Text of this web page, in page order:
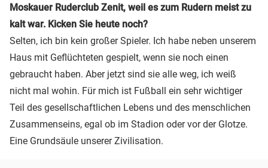
Moskauer Ruderclub Zenit, weil es zum Rudern meist zu
kalt war. Kicken Sie heute noch?
Selten, ich bin kein großer Spieler. Ich habe neben unserem
Haus mit Geflüchteten gespielt, wenn sie noch einen
gebraucht haben. Aber jetzt sind sie alle weg, ich weiß
nicht mal wohin. Für mich ist Fußball ein sehr wichtiger
Teil des gesellschaftlichen Lebens und des menschlichen
Zusammenseins, egal ob im Stadion oder vor der Glotze.
Eine Grundsäule unserer Zivilisation.